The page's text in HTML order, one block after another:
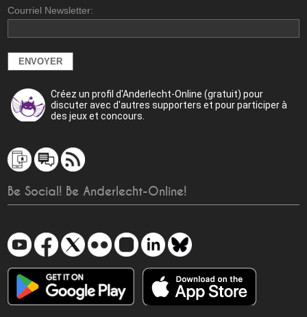
Courriel Newsletter:
Créez un profil d'Anderlecht-Online (gratuit) pour
discuter avec d'autres supporters et pour participer à
des jeux et concours.
Be Social! Be Anderlecht-Online!